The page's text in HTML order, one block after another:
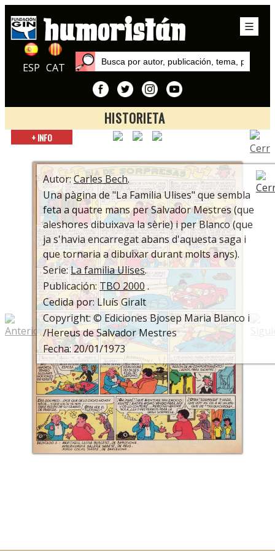
ESP CAT
HISTORIETA
Inicio
La familia Ulises
+ INFO
Autor:Carles Bech.
Una pàgina de "La Familia Ulises" que sembla
feta a quatre mans per Salvador Mestres (que
aleshores dibuixava la sèrie) i per Blanco (que
ja s'havia encarregat abans d'aquesta saga i
que tornaria a dibuixar durant molts anys).
Serie:La familia Ulises.
Publicación: TBO 2000.
Cedida por: Lluís Giralt
Copyright: © Ediciones Bjosep Maria Blanco i
/Hereus de Salvador Mestres
Fecha: 20/01/1973